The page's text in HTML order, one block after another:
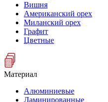
Вишня
Американский орех
Миланский орех
Графит
Цветные
Материал
Алюминиевые
Ламинированные